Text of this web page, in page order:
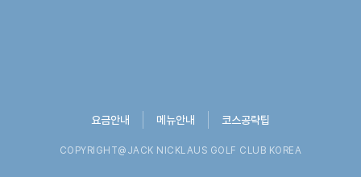
요금안내 메뉴안내 코스공략팁
COPYRIGHT@JACK NICKLAUS GOLF CLUB KOREA